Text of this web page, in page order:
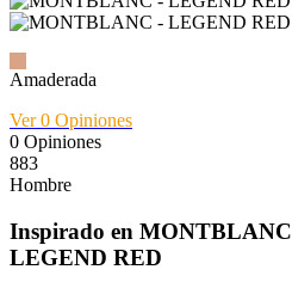
Amaderada
Ver 0 Opiniones
0 Opiniones
883
Hombre
Inspirado en MONTBLANC
LEGEND RED